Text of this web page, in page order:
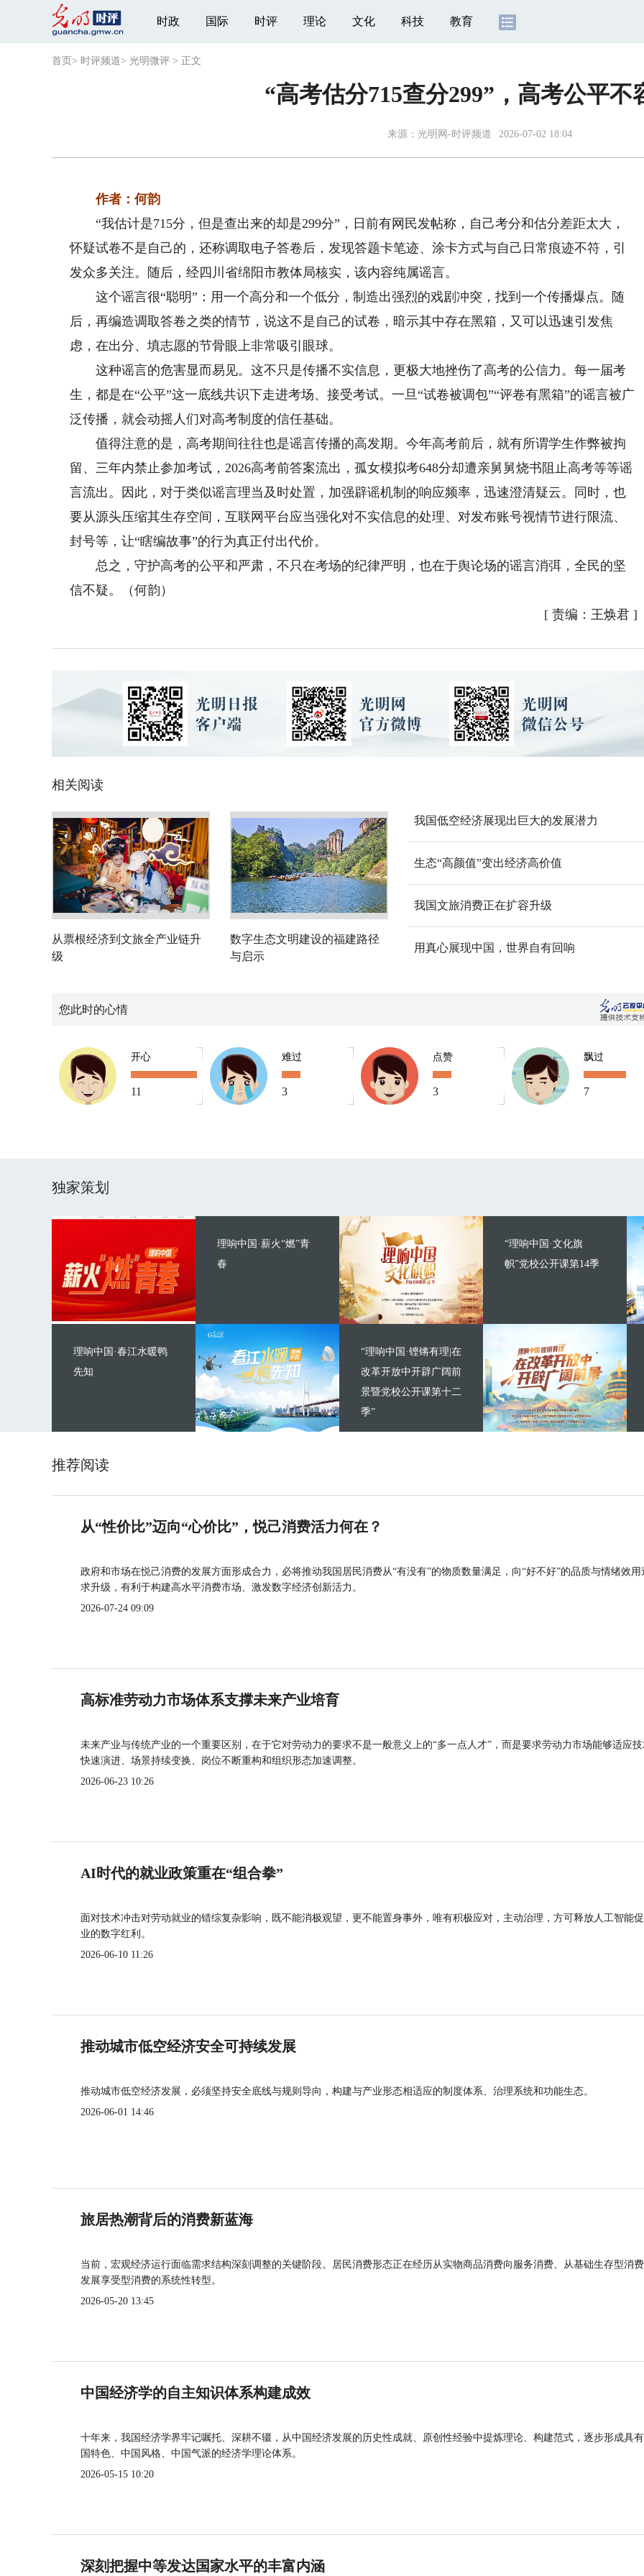
时政 国际 时评 理论 文化 科技 教育
首页 > 时评频道> 光明微评 > 正文
“高考估分715查分299”，高考公平不
来源： 光明网-时评频道 2026-07-02 18:04
作者：何韵
“我估计是715分，但是查出来的却是299分”，日前有网民发帖称，自己考分和估分差距太大，
怀疑试卷不是自己的，还称调取电子答卷后，发现答题卡笔迹、涂卡方式与自己日常痕迹不符，引
发众多关注。随后，经四川省绵阳市教体局核实，该内容纯属谣言。
这个谣言很“聪明”：用一个高分和一个低分，制造出强烈的戏剧冲突，找到一个传播爆点。随
后，再编造调取答卷之类的情节，说这不是自己的试卷，暗示其中存在黑箱，又可以迅速引发焦
虑，在出分、填志愿的节骨眼上非常吸引眼球。
这种谣言的危害显而易见。这不只是传播不实信息，更极大地挫伤了高考的公信力。每一届考
生，都是在“公平”这一底线共识下走进考场、接受考试。一旦“试卷被调包”“评卷有黑箱”的谣言被广
泛传播，就会动摇人们对高考制度的信任基础。
值得注意的是，高考期间往往也是谣言传播的高发期。今年高考前后，就有所谓学生作弊被拘
留、三年内禁止参加考试，2026高考前答案流出，孤女模拟考648分却遭亲舅舅烧书阻止高考等等谣
言流出。因此，对于类似谣言理当及时处置，加强辟谣机制的响应频率，迅速澄清疑云。同时，也
要从源头压缩其生存空间，互联网平台应当强化对不实信息的处理、对发布账号视情节进行限流、
封号等，让“瞎编故事”的行为真正付出代价。
总之，守护高考的公平和严肃，不只在考场的纪律严明，也在于舆论场的谣言消弭，全民的坚
信不疑。（何韵）
[ 责编：王焕君 ]
相关阅读
从票根经济到文旅全产业链升
级
数字生态文明建设的福建路径
与启示
我国低空经济展现出巨大的发展潜力
生态“高颜值”变出经济高价值
我国文旅消费正在扩容升级
用真心展现中国，世界自有回响
您此时的心情
开心
11
难过
3
点赞
3
飘过
7
独家策划
理响中国·薪火“燃”青
春
理响中国·春江水暖鸭
先知
“理响中国·文化旗
帜”党校公开课第14季
“理响中国·铿锵有理|在
改革开放中开辟广阔前
景暨党校公开课第十二
季”
推荐阅读
从“性价比”迈向“心价比”，悦己消费活力何在？
政府和市场在悦己消费的发展方面形成合力，必将推动我国居民消费从“有没有”的物质数量满足，向“好不好”的品质与情绪效用
求升级，有利于构建高水平消费市场、激发数字经济创新活力。
2026-07-24 09:09
高标准劳动力市场体系支撑未来产业培育
未来产业与传统产业的一个重要区别，在于它对劳动力的要求不是一般意义上的“多一点人才”，而是要求劳动力市场能够适应
快速演进、场景持续变换、岗位不断重构和组织形态加速调整。
2026-06-23 10:26
AI时代的就业政策重在“组合拳”
面对技术冲击对劳动就业的错综复杂影响，既不能消极观望，更不能置身事外，唯有积极应对，主动治理，方可释放人工智能
业的数字红利。
2026-06-10 11:26
推动城市低空经济安全可持续发展
推动城市低空经济发展，必须坚持安全底线与规则导向，构建与产业形态相适应的制度体系、治理系统和功能生态。
2026-06-01 14:46
旅居热潮背后的消费新蓝海
当前，宏观经济运行面临需求结构深刻调整的关键阶段。居民消费形态正在经历从实物商品消费向服务消费、从基础生存型消
发展享受型消费的系统性转型。
2026-05-20 13:45
中国经济学的自主知识体系构建成效
十年来，我国经济学界牢记嘱托、深耕不辍，从中国经济发展的历史性成就、原创性经验中提炼理论、构建范式，逐步形成具
国特色、中国风格、中国气派的经济学理论体系。
2026-05-15 10:20
深刻把握中等发达国家水平的丰富内涵